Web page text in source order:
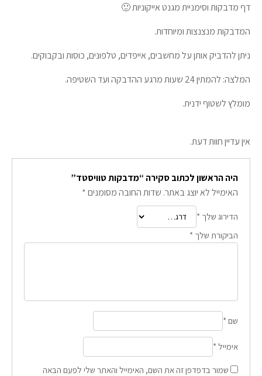
דף מדבקות וסימניית מגנט אייקוניות 🙂
המדבקות מנצנצות ומיוחדות.
ניתן להדביק אותן על מחשבים, אייפדים, טלפונים, כוסות ובקבוקים.
המלצה: להמתין 24 שעות מרגע ההדבקה ועד השטיפה.
מומלץ לשטוף ידנית.
אין עדיין חוות דעת.
היה הראשון לכתוב סקירה “מדבקות טוויסטד”
האימייל לא יוצג באתר. שדות החובה מסומנים*
הדירוג שלך *
הביקורת שלך *
שם *
אימייל *
שמור בדפדפן זה את השם, האימייל והאתר שלי לפעם הבאה